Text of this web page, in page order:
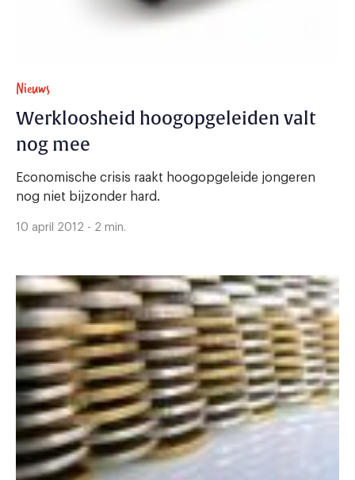
Nieuws
Werkloosheid hoogopgeleiden valt
nog mee
Economische crisis raakt hoogopgeleide jongeren
nog niet bijzonder hard.
10 april 2012 - 2 min.